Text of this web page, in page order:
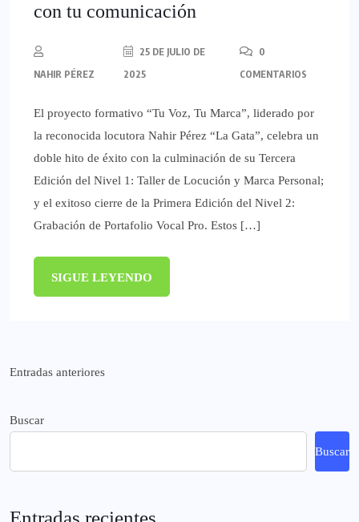
con tu comunicación
NAHIR PÉREZ
25 DE JULIO DE
2025
0
COMENTARIOS
El proyecto formativo “Tu Voz, Tu Marca”, liderado por
la reconocida locutora Nahir Pérez “La Gata”, celebra un
doble hito de éxito con la culminación de su Tercera
Edición del Nivel 1: Taller de Locución y Marca Personal;
y el exitoso cierre de la Primera Edición del Nivel 2:
Grabación de Portafolio Vocal Pro. Estos […]
SIGUE LEYENDO
Navegación
entradas
Entradas anteriores
Buscar
Buscar